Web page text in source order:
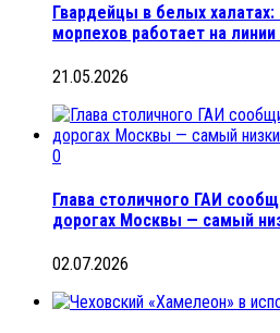
Гвардейцы в белых
морпехов работает на линии
21.05.2026
0
Глава столичного ГАИ
дорогах Москвы — самый
02.07.2026